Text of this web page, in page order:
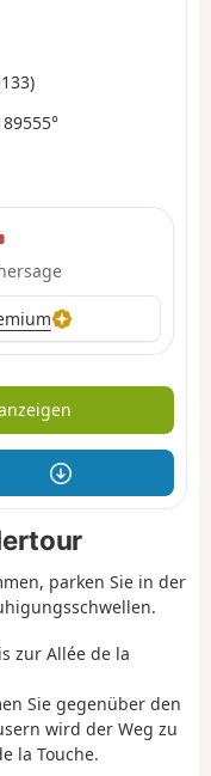
parken Sie in der
zur Allée de la
Sie gegenüber den
wird der Weg zu
la Touche.